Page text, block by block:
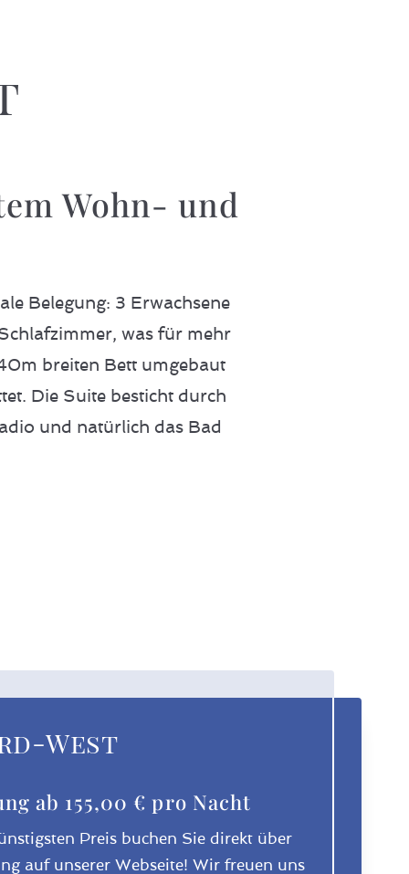
Wohn- und
Belegung: 3 Erwachsene
was für mehr
breiten Bett umgebaut
Die Suite besticht durch
und natürlich das Bad
West
ab 155,00 € pro Nacht
Preis buchen Sie direkt über
auf unserer Webseite! Wir freuen uns